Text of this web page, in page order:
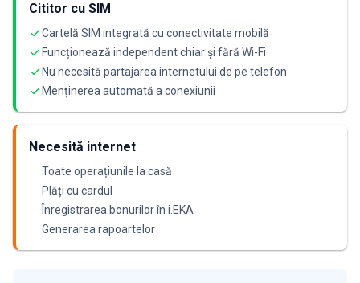
Cititor cu SIM
Cartelă SIM integrată cu conectivitate mobilă
Funcționează independent chiar și fără Wi-Fi
Nu necesită partajarea internetului de pe telefon
Menținerea automată a conexiunii
Necesită internet
Toate operațiunile la casă
Plăți cu cardul
Înregistrarea bonurilor în i.EKA
Generarea rapoartelor